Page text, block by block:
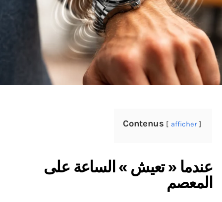
Contenus afficher
عندما « تعيش » الساعة على
المعصم